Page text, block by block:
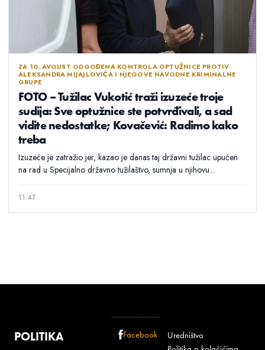
ZA 10. AVGUST ODGOĐENA KONTROLA OPTUŽNICE PROTIV
ALEKSANDRA MIJAJLOVIĆA I NJEGOVE NAVODNE KRIMINALNE
GRUPE
FOTO – Tužilac Vukotić traži izuzeće troje
sudija: Sve optužnice ste potvrđivali, a sad
vidite nedostatke; Kovačević: Radimo kako
treba
Izuzeće je zatražio jer, kazao je danas taj državni tužilac upućen
na rad u Specijalno državno tužilaštvo, sumnja u njihovu...
11:47
POLITIKA
Facebook
Uredništvo